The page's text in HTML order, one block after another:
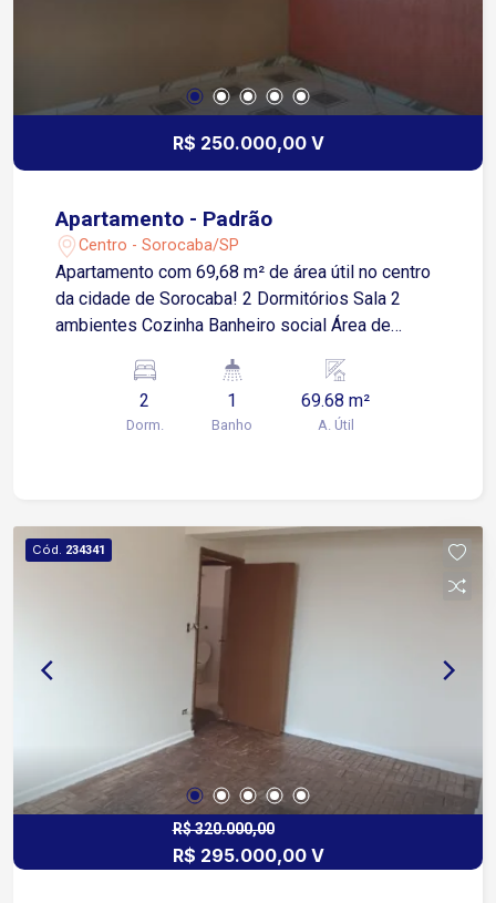
R$ 250.000,00 V
Apartamento - Padrão
Centro - Sorocaba/SP
Apartamento com 69,68 m² de área útil no centro
da cidade de Sorocaba! 2 Dormitórios Sala 2
ambientes Cozinha Banheiro social Área de
Imóvel todo reformado! Aceita financiamento!
2
Dorm.
1
Banho
69.68 m²
A. Útil
Cód. 234341
R$ 320.000,00
R$ 295.000,00 V